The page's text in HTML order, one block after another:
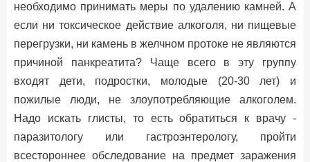
необходимо принимать меры по удалению камней. А
если ни токсическое действие алкоголя, ни пищевые
перегрузки, ни камень в желчном протоке не являются
причиной панкреатита? Чаще всего в эту группу
входят дети, подростки, молодые (20-30 лет) и
пожилые люди, не злоупотребляющие алкоголем.
Надо искать глисты, то есть обратиться к врачу -
паразитологу или гастроэнтерологу, пройти
всестороннее обследование на предмет заражения